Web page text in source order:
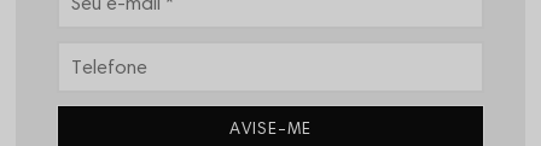
AVISE-ME